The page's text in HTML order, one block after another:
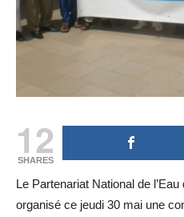
12
SHARES
Le Partenariat National de
organisé ce jeudi 30 mai une